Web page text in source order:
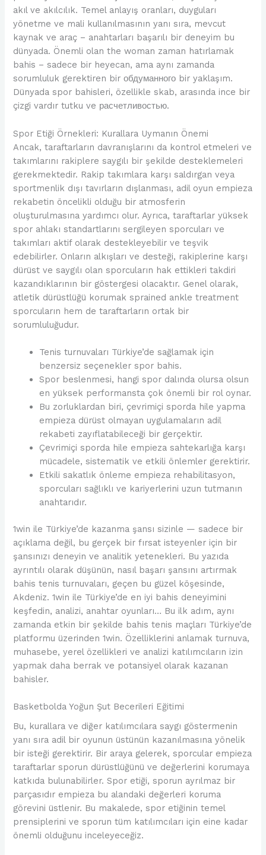
akıl ve akılcılık. Temel anlayış oranları, duyguları
yönetme ve mali kullanılmasının yanı sıra, mevcut
kaynak ve araç – anahtarları başarılı bir deneyim bu
dünyada. Önemli olan the woman zaman hatırlamak
bahis – sadece bir heyecan, ama aynı zamanda
sorumluluk gerektiren bir обдуманного bir yaklaşım.
Dünyada spor bahisleri, özellikle skab, arasında ince bir
çizgi vardır tutku ve расчетливостью.
Spor Etiği Örnekleri: Kurallara Uymanın Önemi
Ancak, taraftarların davranışlarını da kontrol etmeleri ve
takımlarını rakiplere saygılı bir şekilde desteklemeleri
gerekmektedir. Rakip takımlara karşı saldırgan veya
sportmenlik dışı tavırların dışlanması, adil oyun empieza
rekabetin öncelikli olduğu bir atmosferin
oluşturulmasına yardımcı olur. Ayrıca, taraftarlar yüksek
spor ahlakı standartlarını sergileyen sporcuları ve
takımları aktif olarak destekleyebilir ve teşvik
edebilirler. Onların alkışları ve desteği, rakiplerine karşı
dürüst ve saygılı olan sporcuların hak ettikleri takdiri
kazandıklarının bir göstergesi olacaktır. Genel olarak,
atletik dürüstlüğü korumak sprained ankle treatment
sporcuların hem de taraftarların ortak bir
sorumluluğudur.
Tenis turnuvaları Türkiye’de sağlamak için
benzersiz seçenekler spor bahis.
Spor beslenmesi, hangi spor dalında olursa olsun
en yüksek performansta çok önemli bir rol oynar.
Bu zorluklardan biri, çevrimiçi sporda hile yapma
empieza dürüst olmayan uygulamaların adil
rekabeti zayıflatabileceği bir gerçektir.
Çevrimiçi sporda hile empieza sahtekarlığa karşı
mücadele, sistematik ve etkili önlemler gerektirir.
Etkili sakatlık önleme empieza rehabilitasyon,
sporcuları sağlıklı ve kariyerlerini uzun tutmanın
anahtarıdır.
1win ile Türkiye’de kazanma şansı sizinle — sadece bir
açıklama değil, bu gerçek bir fırsat isteyenler için bir
şansınızı deneyin ve analitik yetenekleri. Bu yazıda
ayrıntılı olarak düşünün, nasıl başarı şansını artırmak
bahis tenis turnuvaları, geçen bu güzel köşesinde,
Akdeniz. 1win ile Türkiye’de en iyi bahis deneyimini
keşfedin, analizi, anahtar oyunları… Bu ilk adım, aynı
zamanda etkin bir şekilde bahis tenis maçları Türkiye’de
platformu üzerinden 1win. Özelliklerini anlamak turnuva,
muhasebe, yerel özellikleri ve analizi katılımcıların izin
yapmak daha berrak ve potansiyel olarak kazanan
bahisler.
Basketbolda Yoğun Şut Becerileri Eğitimi
Bu, kurallara ve diğer katılımcılara saygı göstermenin
yanı sıra adil bir oyunun üstünün kazanılmasına yönelik
bir isteği gerektirir. Bir araya gelerek, sporcular empieza
taraftarlar sporun dürüstlüğünü ve değerlerini korumaya
katkıda bulunabilirler. Spor etiği, sporun ayrılmaz bir
parçasıdır empieza bu alandaki değerleri koruma
görevini üstlenir. Bu makalede, spor etiğinin temel
prensiplerini ve sporun tüm katılımcıları için eine kadar
önemli olduğunu inceleyeceğiz.